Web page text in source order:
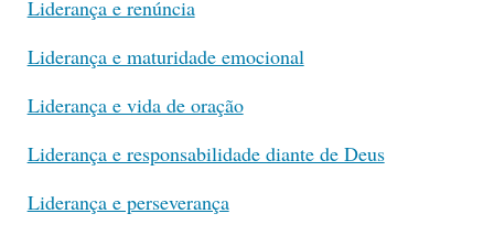
Liderança e renúncia
Liderança e maturidade emocional
Liderança e vida de oração
Liderança e responsabilidade diante de Deus
Liderança e perseverança